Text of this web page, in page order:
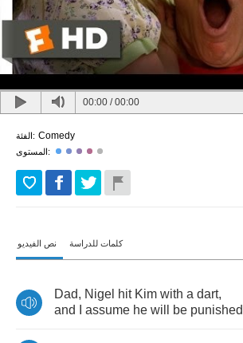
00:00 /00:00
الفئة: Comedy
المستوى:
نص الفيديو كلمات للدراسة
Dad, Nigel hit Kim with a dart,
and
assume he will be punished